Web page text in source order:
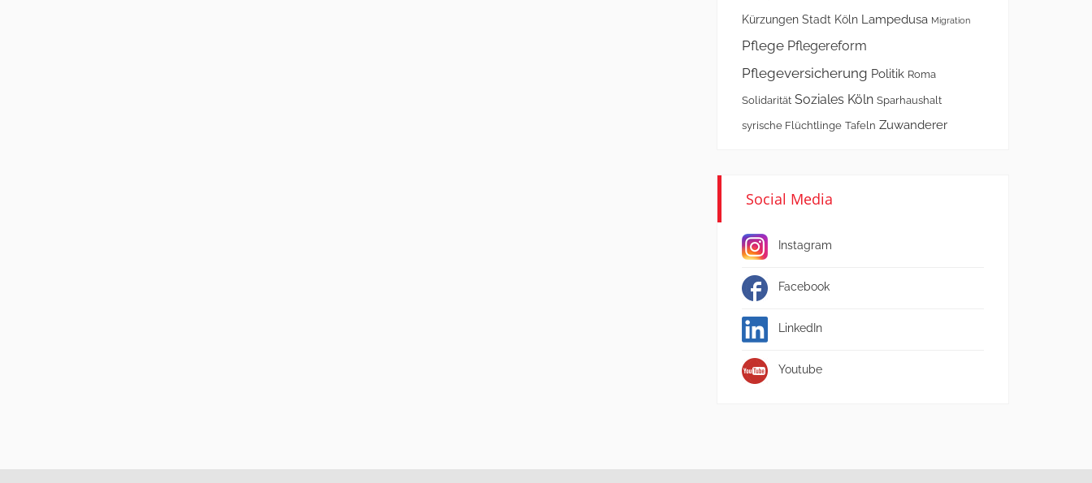
Kürzungen Stadt Köln Lampedusa Migration
Pflege Pflegereform
Pflegeversicherung Politik Roma
Solidarität Soziales Köln Sparhaushalt
syrische Flüchtlinge Tafeln Zuwanderer
Social Media
Instagram
Facebook
LinkedIn
Youtube